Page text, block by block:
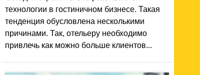
технологии в гостиничном бизнесе. Такая
тенденция обусловлена несколькими
причинами. Так, отельеру необходимо
привлечь как можно больше клиентов...